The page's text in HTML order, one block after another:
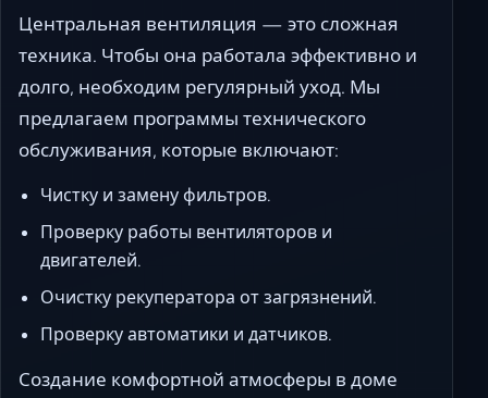
Центральная вентиляция — это сложная
техника. Чтобы она работала эффективно и
долго, необходим регулярный уход. Мы
предлагаем программы технического
обслуживания, которые включают:
Чистку и замену фильтров.
Проверку работы вентиляторов и
двигателей.
Очистку рекуператора от загрязнений.
Проверку автоматики и датчиков.
Создание комфортной атмосферы в доме